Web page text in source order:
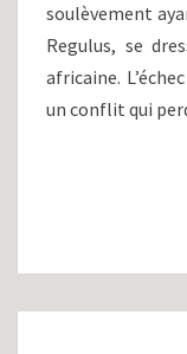
soulèvement
Regulus, se
africaine.
un conflit qui